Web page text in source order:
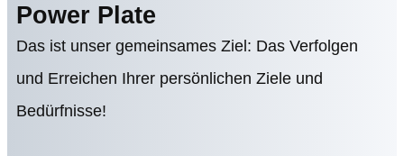
Power Plate
Das ist unser gemeinsames Ziel: Das Verfolgen
und Erreichen Ihrer persönlichen Ziele und
Bedürfnisse!